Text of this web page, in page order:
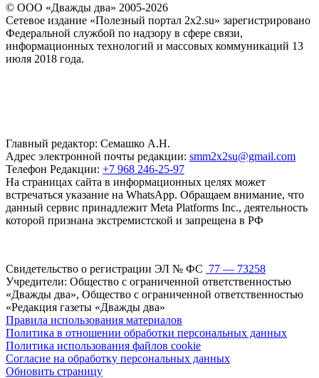
© ООО «Дважды два» 2005-2026
Сетевое издание «Полезный портал 2x2.su» зарегистрировано
Федеральной службой по надзору в сфере связи,
информационных технологий и массовых коммуникаций 13
июля 2018 года.
Главный редактор: Семашко А.Н.
Адрес электронной почты редакции: smm2x2su@gmail.com
Телефон Редакции: +7 968 246-25-97
На страницах сайта в информационных целях может
встречаться указание на WhatsApp. Обращаем внимание, что
данный сервис принадлежит Meta Platforms Inc., деятельность
которой признана экстремистской и запрещена в РФ
Свидетельство о регистрации ЭЛ № ФС 77 — 73258
Учредители: Общество с ограниченной ответственностью
«Дважды два», Общество с ограниченной ответственностью
«Редакция газеты «Дважды два»
Правила использования материалов
Политика в отношении обработки персональных данных
Политика использования файлов cookie
Согласие на обработку персональных данных
Обновить страницу